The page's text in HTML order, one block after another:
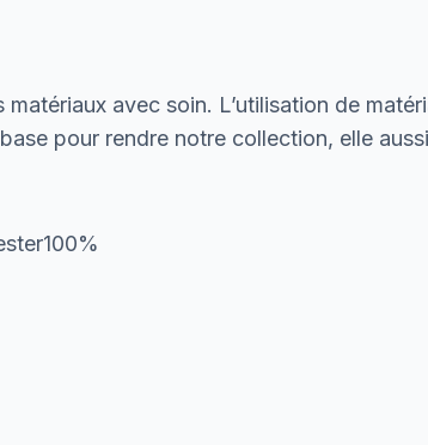
avec soin. L’utilisation de
pour rendre notre collection, elle